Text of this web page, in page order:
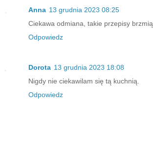
Anna 13 grudnia 2023 08:25
Ciekawa odmiana, takie przepisy
Odpowiedz
Dorota 13 grudnia 2023 18:08
Nigdy nie ciekawilam się tą kuchnią.
Odpowiedz